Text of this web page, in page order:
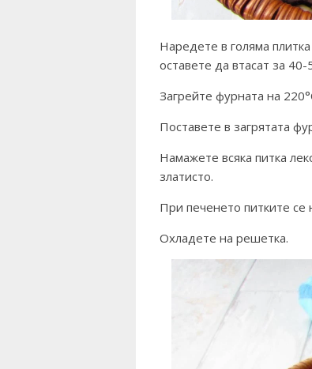
Наредете в голяма
оставете да втасат за
Загрейте фурната на
Поставете в загрятата
Намажете всяка питка
златисто.
При печенето питките се
Охладете на решетка.